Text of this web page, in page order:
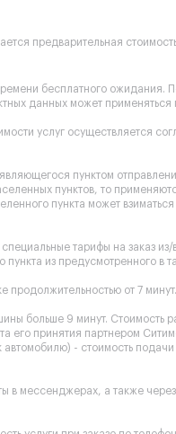
предварительная
бесплатного ожидания.
данных может применяться
услуг осуществляется
пунктом
пунктов, то
пункта может
тарифы на заказ
из предусмотренного в
продолжительностью от 7 минут.
больше 9 минут. Стоимость
его принятия партнером
- стоимость подачи
в мессенджерах, а также